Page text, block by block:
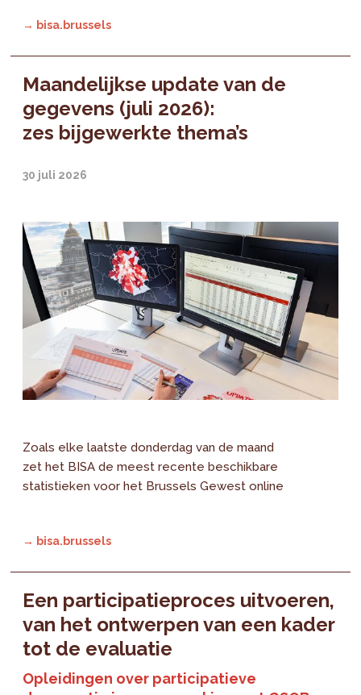
→ bisa.brussels
Maandelijkse update van de
gegevens (juli 2026):
zes bijgewerkte thema’s
30 juli 2026
Zoals elke laatste donderdag van de maand
zet het BISA de meest recente beschikbare
statistieken voor het Brussels Gewest online
→ bisa.brussels
Een participatieproces uitvoeren,
van het ontwerpen van een kader
tot de evaluatie
Opleidingen over participatieve